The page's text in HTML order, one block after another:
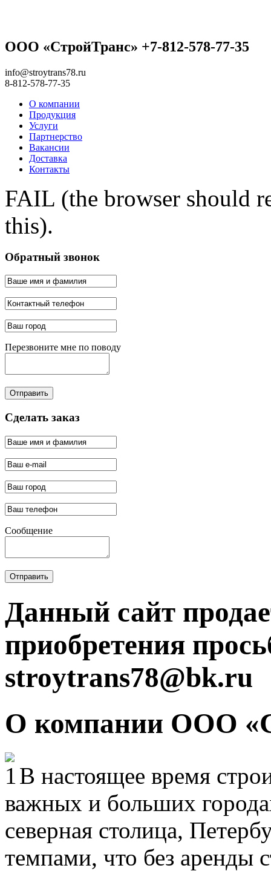
ООО «СтройТранс» +7-812-578-77-35
info@stroytrans78.ru
8-812-578-77-35
О компании
Продукция
Услуги
Партнерство
Вакансии
Доставка
Контакты
FAIL (the browser should
this).
Обратный звонок
Перезвоните мне по поводу
Отправить
Сделать заказ
Сообщение
Отправить
Данный сайт
приобретения
stroytrans78@bk.ru
О компании ООО
В настоящее время
важных и больших
северная столица,
темпами, что без аренды